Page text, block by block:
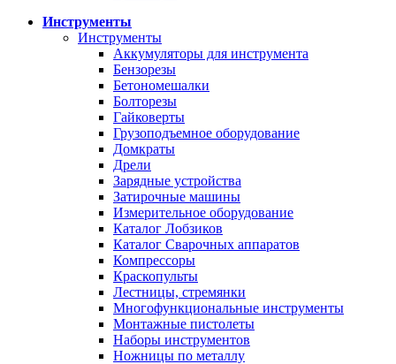
Инструменты
Инструменты
Аккумуляторы для инструмента
Бензорезы
Бетономешалки
Болторезы
Гайковерты
Грузоподъемное оборудование
Домкраты
Дрели
Зарядные устройства
Затирочные машины
Измерительное оборудование
Каталог Лобзиков
Каталог Сварочных аппаратов
Компрессоры
Краскопульты
Лестницы, стремянки
Многофункциональные инструменты
Монтажные пистолеты
Наборы инструментов
Ножницы по металлу